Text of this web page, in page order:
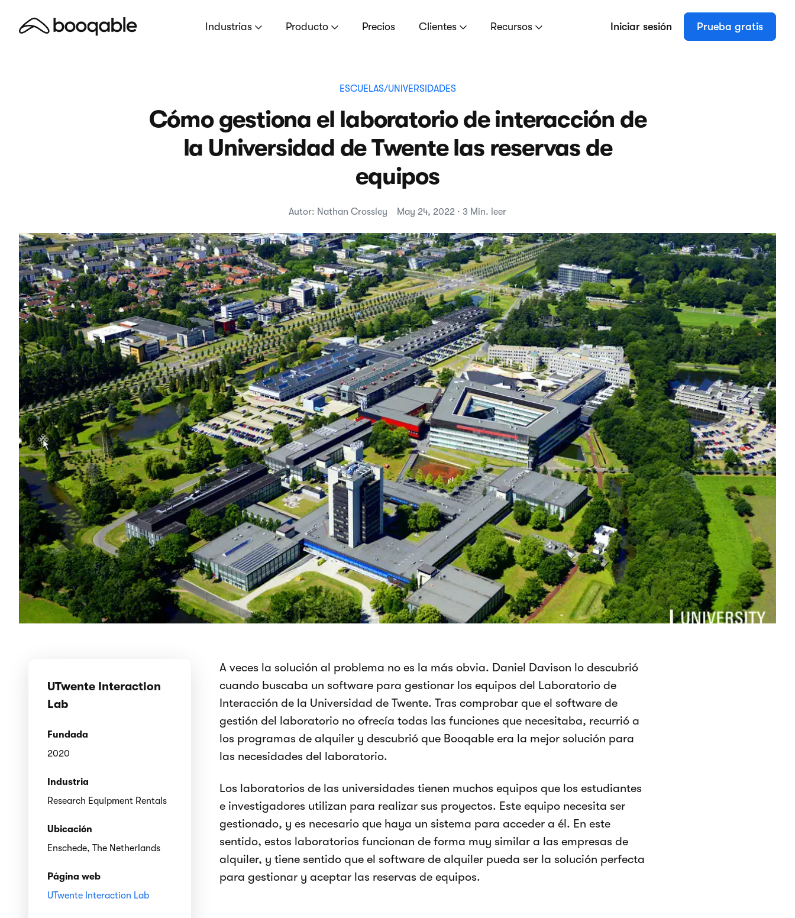
Industrias Producto Precios Clientes Recursos Iniciar sesión Prueba gratis
ESCUELAS/UNIVERSIDADES
Cómo gestiona el laboratorio de interacción de
la Universidad de Twente las reservas de
equipos
Autor: Nathan Crossley May 24, 2022 · 3 Min. leer
UTwente Interaction
Lab
Fundada
2020
Industria
Research Equipment Rentals
Ubicación
Enschede, The Netherlands
Página web
UTwente Interaction Lab
A veces la solución al problema no es la más obvia. Daniel Davison lo descubrió
cuando buscaba un software para gestionar los equipos del Laboratorio de
Interacción de la Universidad de Twente. Tras comprobar que el software de
gestión del laboratorio no ofrecía todas las funciones que necesitaba, recurrió a
los programas de alquiler y descubrió que Booqable era la mejor solución para
las necesidades del laboratorio.
Los laboratorios de las universidades tienen muchos equipos que los estudiantes
e investigadores utilizan para realizar sus proyectos. Este equipo necesita ser
gestionado, y es necesario que haya un sistema para acceder a él. En este
sentido, estos laboratorios funcionan de forma muy similar a las empresas de
alquiler, y tiene sentido que el software de alquiler pueda ser la solución perfecta
para gestionar y aceptar las reservas de equipos.